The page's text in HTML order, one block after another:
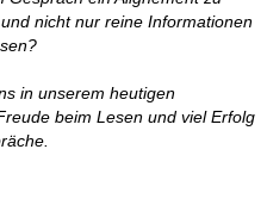
nicht nur reine Informationen
in unserem heutigen
beim Lesen und viel Erfolg